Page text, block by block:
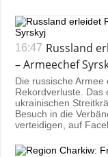
16:47 Russland
– Armeechef
Die russische Armee
Rekordverluste.
ukrainischen
Besuch in die
verteidigen, auf